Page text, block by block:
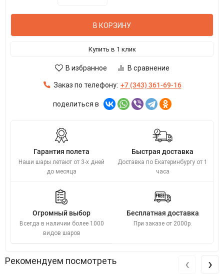
В КОРЗИНУ
Купить в 1 клик
В избранное В сравнение
Заказ по телефону: +7 (343) 361-69-16
поделиться в
Гарантия полета
Наши шары летают от 3-х дней
до месяца
Быстрая доставка
Доставка по Екатеринбургу от 1
часа
Огромный выбор
Всегда в наличии более 1000
видов шаров
Бесплатная доставка
При заказе от 2000р.
Рекомендуем посмотреть ‹ ›